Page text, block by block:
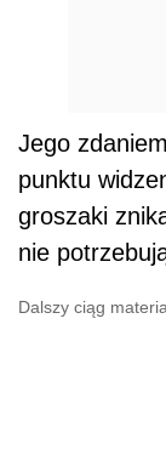
Jego
punktu
groszaki
nie
Dalszy ciąg